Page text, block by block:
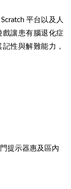
平台以及人
讓患有腦退化症
性與解難能力，
提示器惠及區內